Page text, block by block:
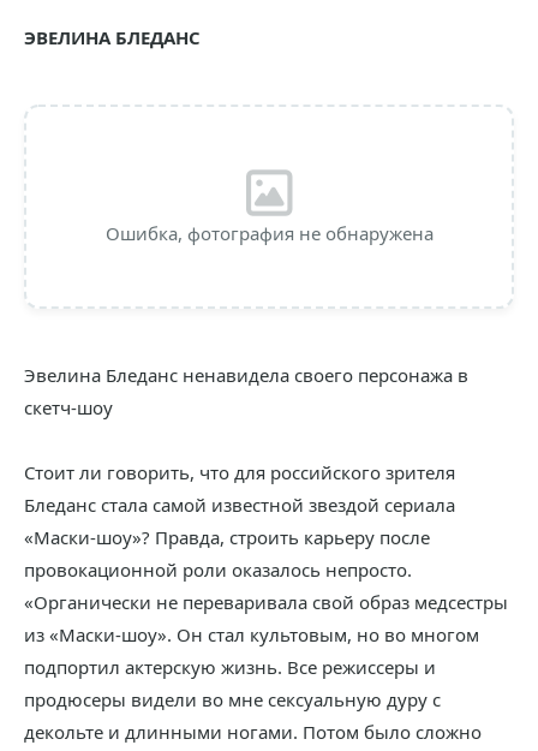
ЭВЕЛИНА БЛЕДАНС
Ошибка, фотография не обнаружена
Эвелина Бледанс ненавидела своего персонажа в
скетч-шоу
Стоит ли говорить, что для российского зрителя
Бледанс стала самой известной звездой сериала
«Маски-шоу»? Правда, строить карьеру после
провокационной роли оказалось непросто.
«Органически не переваривала свой образ медсестры
из «Маски-шоу». Он стал культовым, но во многом
подпортил актерскую жизнь. Все режиссеры и
продюсеры видели во мне сексуальную дуру с
декольте и длинными ногами. Потом было сложно